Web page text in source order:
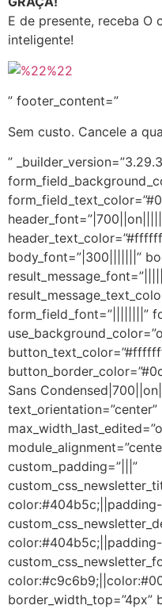
E de presente, receba O
inteligente!
” footer_content=”
Sem custo. Cancele a
”
body_font=”|300|||||||”
form_field_font=”||||||||”
Sans
text_orientation=”center”
custom_padding=”|||”
border_width_top=”4px”